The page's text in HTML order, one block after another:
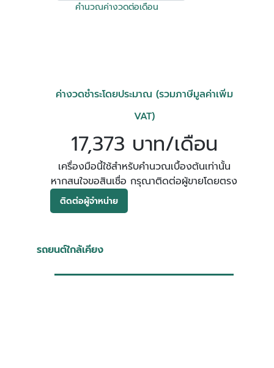
คำนวณค่างวดต่อเดือน
ค่างวดชำระโดยประมาณ (รวมภาษีมูลค่าเพิ่ม
VAT)
17,373 บาท/เดือน
เครื่องมือนี้ใช้สำหรับคำนวณเบื้องต้นเท่านั้น
หากสนใจขอสินเชื่อ กรุณาติดต่อผู้ขายโดยตรง
ติดต่อผู้จำหน่าย
รถยนต์ใกล้เคียง